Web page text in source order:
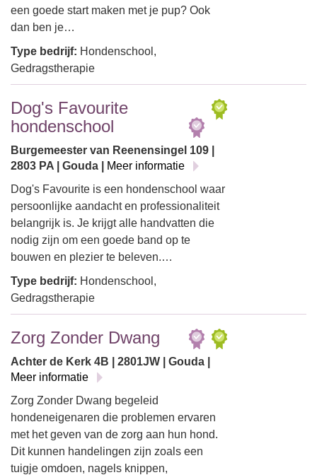
een goede start maken met je pup? Ook
dan ben je…
Type bedrijf: Hondenschool,
Gedragstherapie
Dog's Favourite
hondenschool
Burgemeester van Reenensingel 109 |
2803 PA | Gouda |
Meer informatie
Dog's Favourite is een hondenschool waar
persoonlijke aandacht en professionaliteit
belangrijk is. Je krijgt alle handvatten die
nodig zijn om een goede band op te
bouwen en plezier te beleven.…
Type bedrijf: Hondenschool,
Gedragstherapie
Zorg Zonder Dwang
Achter de Kerk 4B | 2801JW | Gouda |
Meer informatie
Zorg Zonder Dwang begeleid
hondeneigenaren die problemen ervaren
met het geven van de zorg aan hun hond.
Dit kunnen handelingen zijn zoals een
tuigje omdoen, nagels knippen,